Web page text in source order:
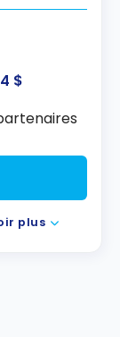
$
plus